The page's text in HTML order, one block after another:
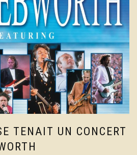
TENAIT UN CONCERT